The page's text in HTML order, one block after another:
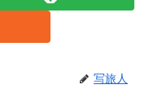
写旅人